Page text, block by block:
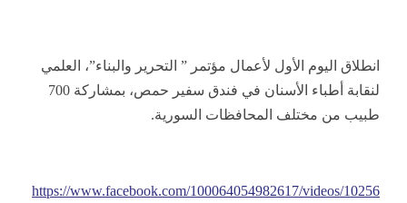
انطلاق اليوم الأول لأعمال مؤتمر ” التحرير والبناء”، العلمي
لنقابة أطباء الأسنان في فندق سفير حمص، بمشاركة 700
طبيب من مختلف المحافظات السورية.
https://www.facebook.com/100064054982617/videos/10256